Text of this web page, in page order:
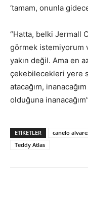
‘tamam, onunla
“Hatta, belki Jermall
görmek istemiyorum
yakın değil. Ama en
çekebilecekleri yere
atacağım,
olduğuna
ETIKETLER canelo
Teddy Atlas